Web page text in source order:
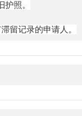
照。
留记录的申请人。